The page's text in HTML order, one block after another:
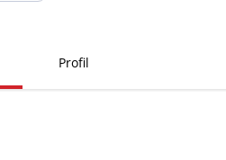
Profil